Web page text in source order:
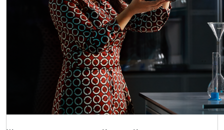
Женщины в виноделии: Александра Железная
03 апреля 2024